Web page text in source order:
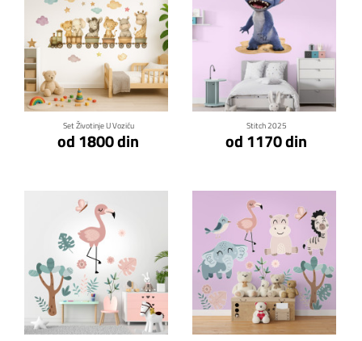
Set Životinje U Voziću
od 1800 din
Klikni za detalje
Stitch 2025
od 1170 din
Klikni za detalje
Klikni za detalje Klikni za detalje